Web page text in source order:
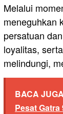
Melalui
meneguhkan
persatuan
loyalitas,
melindungi,
BACA
Pesat